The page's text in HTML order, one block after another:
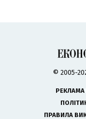
© 2005-
РЕКЛАМА
ПРАВИЛА